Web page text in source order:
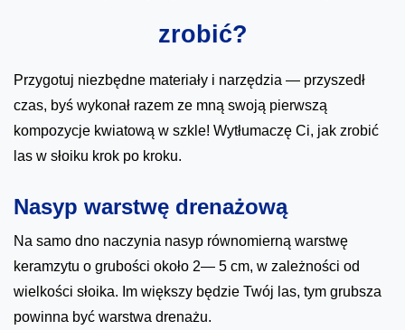
zrobić?
Przygotuj niezbędne materiały i narzędzia — przyszedł
czas, byś wykonał razem ze mną swoją pierwszą
kompozycje kwiatową w szkle! Wytłumaczę Ci, jak zrobić
las w słoiku krok po kroku.
Nasyp warstwę drenażową
Na samo dno naczynia nasyp równomierną warstwę
keramzytu o grubości około 2— 5 cm, w zależności od
wielkości słoika. Im większy będzie Twój las, tym grubsza
powinna być warstwa drenażu.